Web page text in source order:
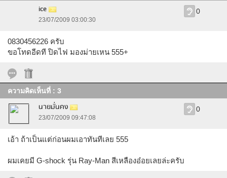
ice
23/07/2009 03:00:30
0
0830456226 ครับ
ขอโทดอีดที ปิดไฟ มองม่ายเหน 555+
ความคิดเห็นที่ : 3
นายมั่นคง
23/07/2009 09:47:08
0
เอ้า ถ้าเป็นแต่ก่อนผมเอาทันทีเลย 555
ผมเคยมี G-shock รุ่น Ray-Man สีเหลืองอ๋อยเลยล่ะครับ